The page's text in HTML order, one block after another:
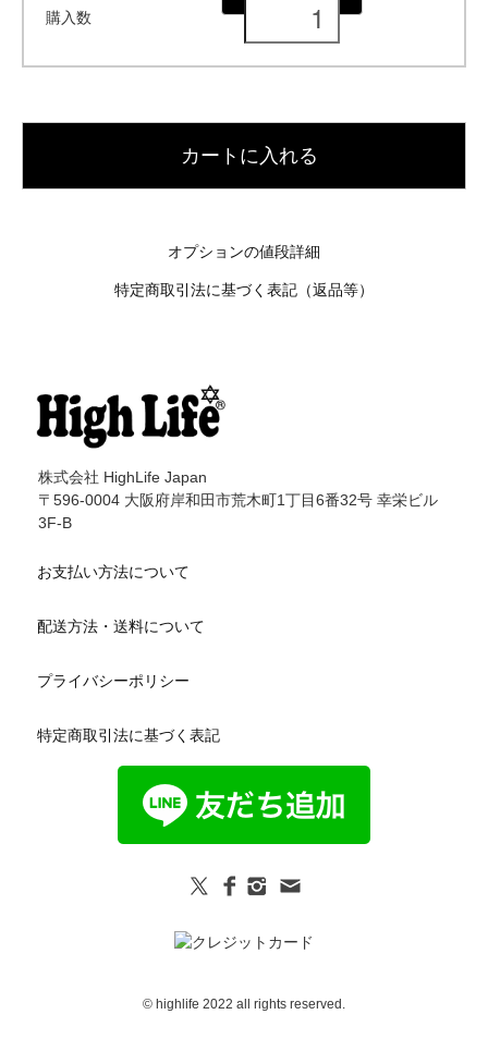
購入数
カートに入れる
オプションの値段詳細
特定商取引法に基づく表記（返品等）
株式会社 HighLife Japan
〒596-0004 大阪府岸和田市荒木町1丁目6番32号 幸栄ビル
3F-B
お支払い方法について
配送方法・送料について
プライバシーポリシー
特定商取引法に基づく表記
© highlife 2022 all rights reserved.